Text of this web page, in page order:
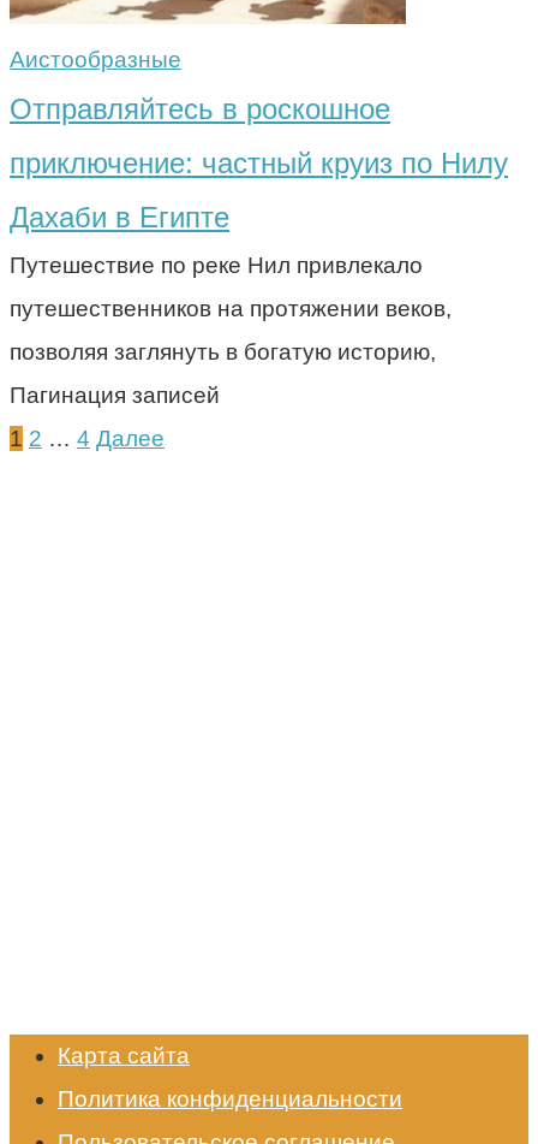
Аистообразные
Отправляйтесь в роскошное
приключение: частный круиз по Нилу
Дахаби в Египте
Путешествие по реке Нил привлекало
путешественников на протяжении веков,
позволяя заглянуть в богатую историю,
Пагинация записей
1 2 … 4 Далее
Карта сайта
Политика конфиденциальности